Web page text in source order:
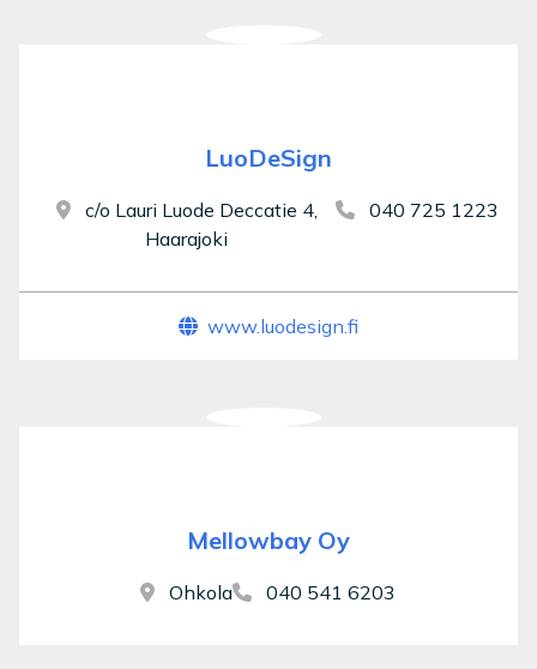
LuoDeSign
c/o Lauri Luode Deccatie 4,
Haarajoki
040 725 1223
www.luodesign.fi
Mellowbay Oy
Ohkola 040 541 6203